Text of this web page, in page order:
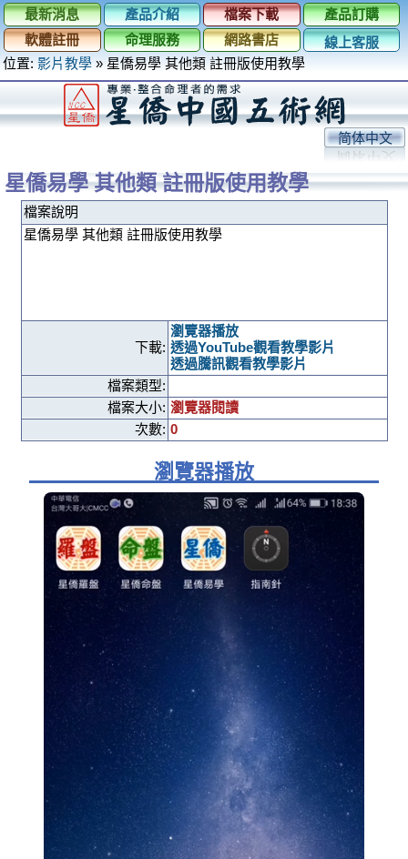
最新消息 產品介紹 檔案下載
產品訂購
軟體註冊
命理服務 網路書店
線上客服
位置: 影片教學 » 星僑易學 其他類 註冊版使用教學
简体中文
星僑易學 其他類 註冊版使用教學
檔案說明
星僑易學 其他類 註冊版使用教學
下載:
瀏覽器播放
透過YouTube觀看教學影片
透過騰訊觀看教學影片
檔案類型:
檔案大小: 瀏覽器閱讀
次數: 0
瀏覽器播放